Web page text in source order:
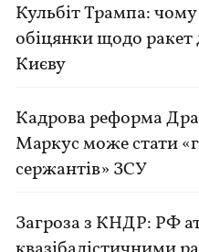
Кульбіт Трампа:
обіцянки щодо
Києву
Кадрова реформа
Маркус може стати
сержантів» ЗСУ
Загроза з КНДР: РФ